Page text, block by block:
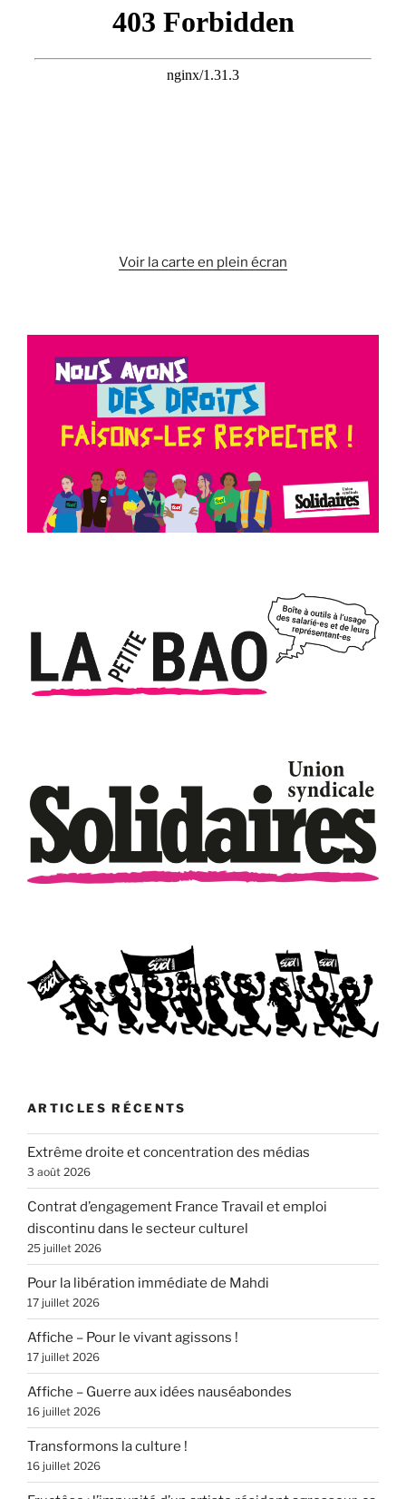
Voir la carte en plein écran
ARTICLES RÉCENTS
Extrême droite et concentration des médias
3 août 2026
Contrat d’engagement France Travail et emploi
discontinu dans le secteur culturel
25 juillet 2026
Pour la libération immédiate de Mahdi
17 juillet 2026
Affiche – Pour le vivant agissons !
17 juillet 2026
Affiche – Guerre aux idées nauséabondes
16 juillet 2026
Transformons la culture !
16 juillet 2026